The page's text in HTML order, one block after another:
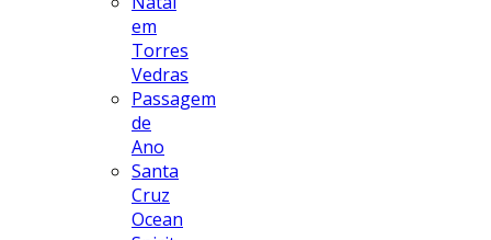
em
Torres
Vedras
Passagem
de
Ano
Santa
Cruz
Ocean